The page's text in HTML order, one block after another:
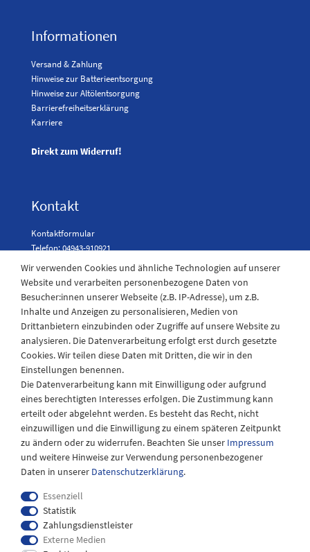
Informationen
Versand & Zahlung
Hinweise zur Batterieentsorgung
Hinweise zur Altölentsorgung
Barrierefreiheitserklärung
Karriere
Direkt zum Widerruf!
Kontakt
Kontaktformular
Telefon: 04943-910921
Laden Öffnungszeiten
Montag - Freitag
08:30 - 12:30 und 13.00 - 17.30 Uhr
Samstags
08:30 bis 12:30 Uhr
Impressum
Wir verwenden Cookies und ähnliche Technologien auf unserer
Website und verarbeiten personenbezogene Daten von
Besucher:innen unserer Webseite (z.B. IP-Adresse), um z.B.
Inhalte und Anzeigen zu personalisieren, Medien von
Drittanbietern einzubinden oder Zugriffe auf unsere Website zu
analysieren. Die Datenverarbeitung erfolgt erst durch gesetzte
Cookies. Wir teilen diese Daten mit Dritten, die wir in den
Einstellungen benennen.
Die Datenverarbeitung kann mit Einwilligung oder aufgrund
eines berechtigten Interesses erfolgen. Die Zustimmung kann
erteilt oder abgelehnt werden. Es besteht das Recht, nicht
einzuwilligen und die Einwilligung zu einem späteren Zeitpunkt
zu ändern oder zu widerrufen. Beachten Sie unser Impressum
und weitere Hinweise zur Verwendung personenbezogener
Daten in unserer Daten­schutz­erklärung.
Essenziell
Statistik
Zahlungsdienstleister
Externe Medien